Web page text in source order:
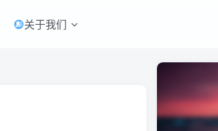
关于我们